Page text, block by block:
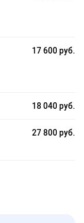
17 600 руб.
18 040 руб.
27 800 руб.